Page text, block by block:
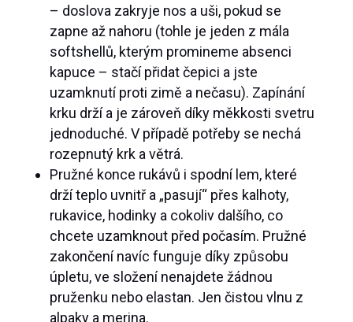
– doslova zakryje nos a uši, pokud se
zapne až nahoru (tohle je jeden z mála
softshellů, kterým promineme absenci
kapuce – stačí přidat čepici a jste
uzamknutí proti zimě a nečasu). Zapínání
krku drží a je zároveň díky měkkosti svetru
jednoduché. V případě potřeby se nechá
rozepnutý krk a větrá.
Pružné konce rukávů i spodní lem, které
drží teplo uvnitř a „pasují“ přes kalhoty,
rukavice, hodinky a cokoliv dalšího, co
chcete uzamknout před počasím. Pružné
zakončení navíc funguje díky způsobu
úpletu, ve složení nenajdete žádnou
pruženku nebo elastan. Jen čistou vlnu z
alpaky a merina.